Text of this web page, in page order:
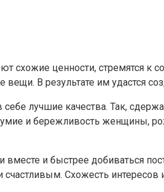
схожие ценности, стремятся
В результате им удастся
лучшие качества. Так,
и бережливость женщины,
и быстрее добиваться
Схожесть